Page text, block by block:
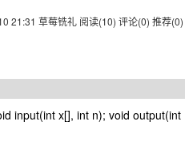
21:31 草莓铣礼 阅读(10) 评论(0) 推荐(0)
input(int x[], int n); void output(int